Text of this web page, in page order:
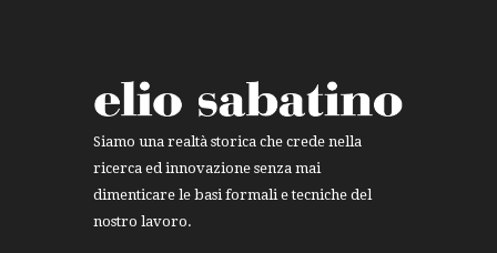
Siamo una realtà storica che crede nella
ricerca ed innovazione senza mai
dimenticare le basi formali e tecniche del
nostro lavoro.